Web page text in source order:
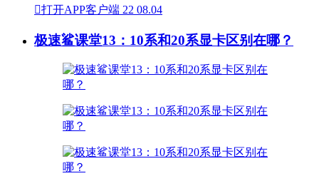
打开APP客户端 22 08.04
极速鲨课堂13：10系和20系显卡区别在哪？